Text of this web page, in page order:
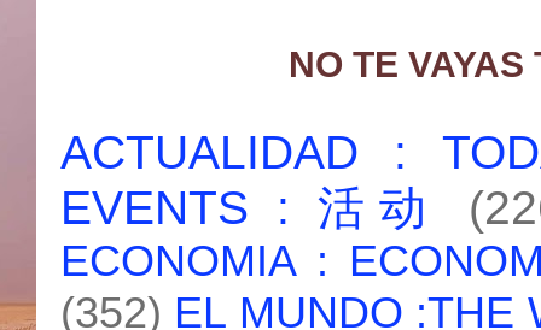
NO TE
ACTUALIDAD :
EVENTS : 活动
ECONOMIA :
(352) EL MUNDO :THE